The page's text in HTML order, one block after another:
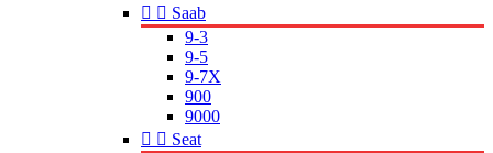
  Saab
9-3
9-5
9-7X
900
9000
  Seat